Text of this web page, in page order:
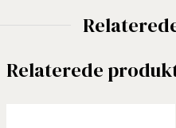
Relaterede